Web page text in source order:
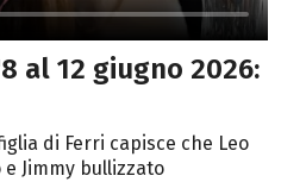
al 12 giugno 2026:
di Ferri capisce che Leo
Jimmy bullizzato